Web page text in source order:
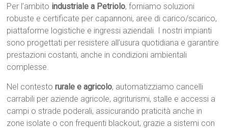
Per l’ambito industriale a Petriolo, forniamo soluzioni
robuste e certificate per capannoni, aree di carico/scarico,
piattaforme logistiche e ingressi aziendali. I nostri impianti
sono progettati per resistere all’usura quotidiana e garantire
prestazioni costanti, anche in condizioni ambientali
complesse.
Nel contestorurale e agricolo, automatizziamo cancelli
carrabili per aziende agricole, agriturismi, stalle e accessi a
campi o strade poderali, assicurando praticità anche in
zone isolate o con frequenti blackout, grazie a sistemi con